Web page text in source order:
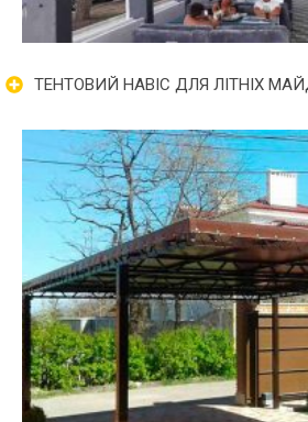
ТЕНТОВИЙ НАВІС ДЛЯ ЛІТНІХ